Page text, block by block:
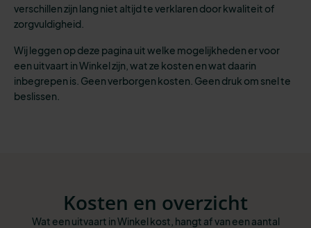
verschillen zijn lang niet altijd te verklaren door kwaliteit of
zorgvuldigheid.
Wij leggen op deze pagina uit welke mogelijkheden er voor
een uitvaart in Winkel zijn, wat ze kosten en wat daarin
inbegrepen is. Geen verborgen kosten. Geen druk om snel te
beslissen.
Kosten en overzicht
Wat een uitvaart in Winkel kost, hangt af van een aantal